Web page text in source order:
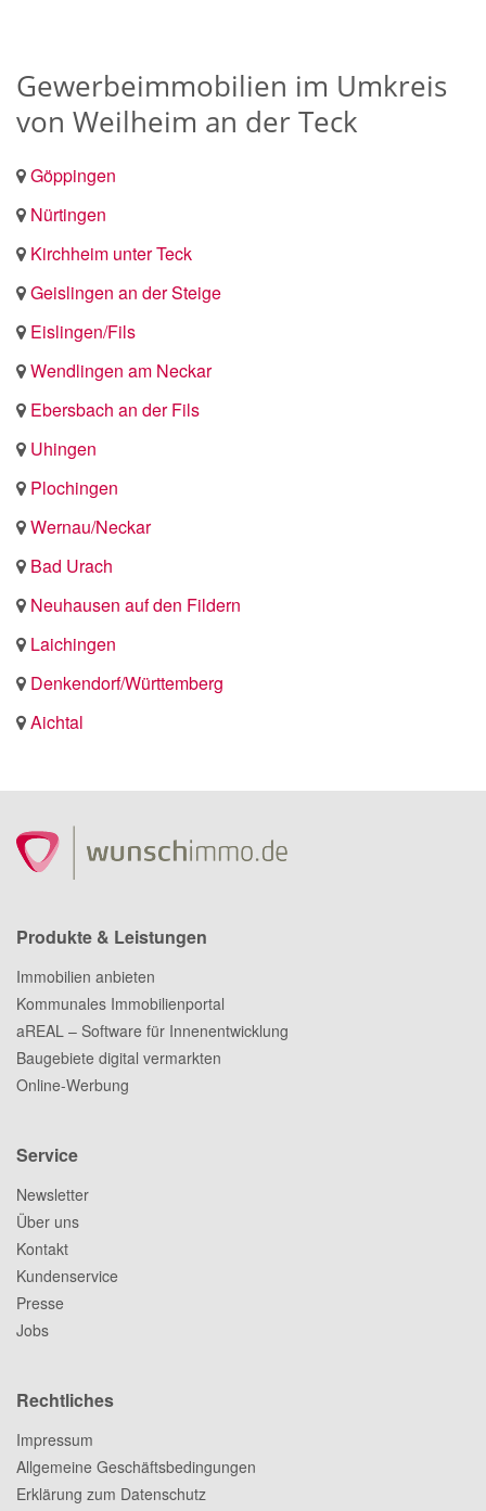
Gewerbeimmobilien im Umkreis
von Weilheim an der Teck
Göppingen
Nürtingen
Kirchheim unter Teck
Geislingen an der Steige
Eislingen/Fils
Wendlingen am Neckar
Ebersbach an der Fils
Uhingen
Plochingen
Wernau/Neckar
Bad Urach
Neuhausen auf den Fildern
Laichingen
Denkendorf/Württemberg
Aichtal
Produkte & Leistungen
Immobilien anbieten
Kommunales Immobilienportal
aREAL – Software für Innenentwicklung
Baugebiete digital vermarkten
Online-Werbung
Service
Newsletter
Über uns
Kontakt
Kundenservice
Presse
Jobs
Rechtliches
Impressum
Allgemeine Geschäftsbedingungen
Erklärung zum Datenschutz